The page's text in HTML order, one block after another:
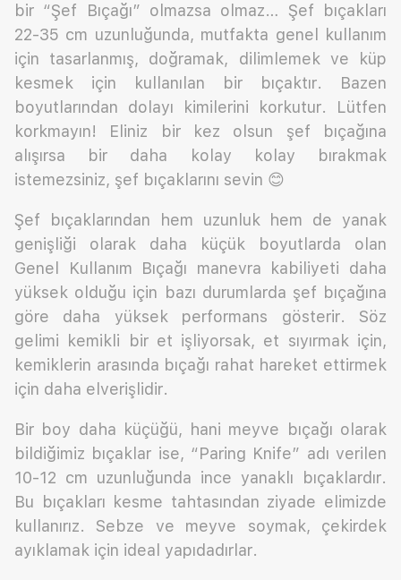
bir “Şef Bıçağı” olmazsa olmaz… Şef bıçakları
22-35 cm uzunluğunda, mutfakta genel kullanım
için tasarlanmış, doğramak, dilimlemek ve küp
kesmek için kullanılan bir bıçaktır. Bazen
boyutlarından dolayı kimilerini korkutur. Lütfen
korkmayın! Eliniz bir kez olsun şef bıçağına
alışırsa bir daha kolay kolay bırakmak
istemezsiniz, şef bıçaklarını sevin 😊
Şef bıçaklarından hem uzunluk hem de yanak
genişliği olarak daha küçük boyutlarda olan
Genel Kullanım Bıçağı manevra kabiliyeti daha
yüksek olduğu için bazı durumlarda şef bıçağına
göre daha yüksek performans gösterir. Söz
gelimi kemikli bir et işliyorsak, et sıyırmak için,
kemiklerin arasında bıçağı rahat hareket ettirmek
için daha elverişlidir.
Bir boy daha küçüğü, hani meyve bıçağı olarak
bildiğimiz bıçaklar ise, “Paring Knife” adı verilen
10-12 cm uzunluğunda ince yanaklı bıçaklardır.
Bu bıçakları kesme tahtasından ziyade elimizde
kullanırız. Sebze ve meyve soymak, çekirdek
ayıklamak için ideal yapıdadırlar.